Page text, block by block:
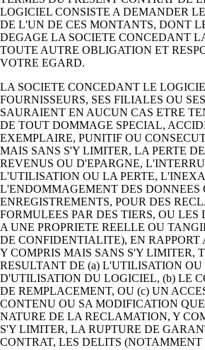
LOGICIEL CONSISTE A DEMANDER
DE L'UN DE CES MONTANTS, DONT
DEGAGE LA SOCIETE CONCEDANT
TOUTE AUTRE OBLIGATION ET
VOTRE EGARD.
LA SOCIETE CONCEDANT LE
FOURNISSEURS, SES FILIALES OU
SAURAIENT EN AUCUN CAS ETRE
DE TOUT DOMMAGE SPECIAL,
EXEMPLAIRE, PUNITIF OU
MAIS SANS S'Y LIMITER, LA PERTE
REVENUS OU D'EPARGNE,
L'UTILISATION OU LA PERTE,
L'ENDOMMAGEMENT DES DONNEES
ENREGISTREMENTS, POUR DES
FORMULEES PAR DES TIERS, OU LES
A UNE PROPRIETE REELLE OU
DE CONFIDENTIALITE), EN RAPPORT
Y COMPRIS MAIS SANS S'Y LIMITER,
RESULTANT DE (a) L'UTILISATION
D'UTILISATION DU LOGICIEL, (b) LE
DE REMPLACEMENT, OU (c) UN
CONTENU OU SA MODIFICATION
NATURE DE LA RECLAMATION, Y
S'Y LIMITER, LA RUPTURE DE
CONTRAT, LES DELITS